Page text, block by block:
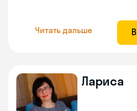
Читать дальше
Лариса